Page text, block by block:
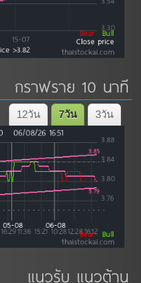
กราฟราย 10 นาที
3วัน
7วัน
12วัน
แนวรับ แนวต้าน